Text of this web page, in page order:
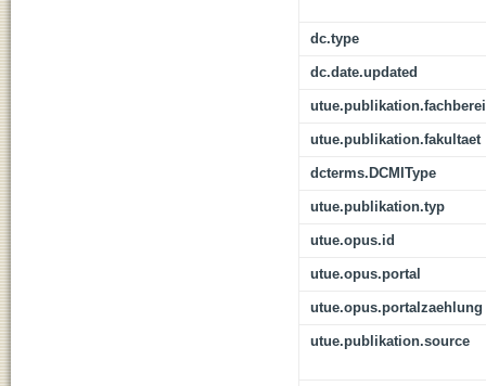
dc.type
dc.date.updated
utue.publikation.fakultaet
dcterms.DCMIType
utue.publikation.typ
utue.opus.id
utue.opus.portal
utue.opus.portalzaehlung
utue.publikation.source